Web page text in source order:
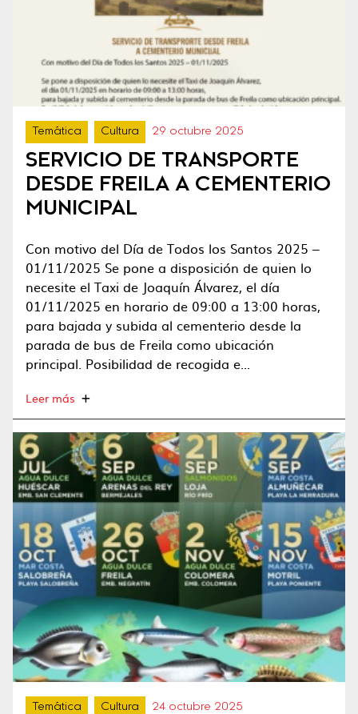
Temática Cultura 29 octubre 2025
SERVICIO DE TRANSPORTE
DESDE FREILA A CEMENTERIO
MUNICIPAL
Con motivo del Día de Todos los Santos 2025 –
01/11/2025 Se pone a disposición de quien lo
necesite el Taxi de Joaquín Álvarez, el día
01/11/2025 en horario de 09:00 a 13:00 horas,
para bajada y subida al cementerio desde la
parada de bus de Freila como ubicación
principal. Posibilidad de recogida e...
Leer más
Temática Cultura 24 octubre 2025